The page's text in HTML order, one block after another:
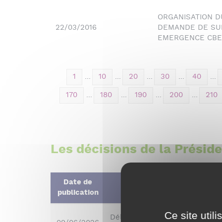
22/03/2016
ORGANISATION
DEMANDE DE
EMERGENCE
1 ... 10 ... 20 ... 30 ... 40 ...
170 ... 180 ... 190 ... 200 ... 210
Les décisions de la
Date de
publication
Délibération
Ce site